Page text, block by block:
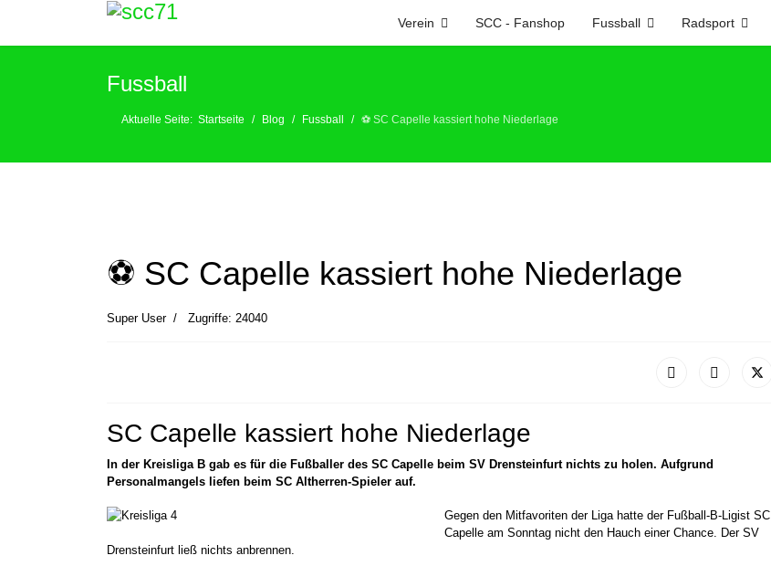
Verein SCC - Fanshop Fussball Radsport
Fussball
Aktuelle Seite: Startseite Blog Fussball ⚽️ SC Capelle kassiert hohe Niederlage
⚽️ SC Capelle kassiert hohe Niederlage
Super User Zugriffe: 24040
SC Capelle kassiert hohe Niederlage
In der Kreisliga B gab es für die Fußballer des SC Capelle beim SV Drensteinfurt nichts zu holen. Aufgrund
Personalmangels liefen beim SC Altherren-Spieler auf.
Gegen den Mitfavoriten der Liga hatte der Fußball-B-Ligist SC
Capelle am Sonntag nicht den Hauch einer Chance. Der SV
Drensteinfurt ließ nichts anbrennen.